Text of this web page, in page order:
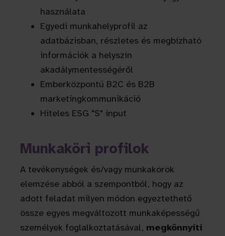
használata
Egyedi munkahelyprofil az
adatbázisban, részletes és megbízható
információk a helyszín
akadálymentességéről
Emberközpontú B2C és B2B
marketingkommunikáció
Hiteles ESG "S" input
Munkaköri profilok
A tevékenységek és/vagy munkakörök
elemzése abból a szempontból, hogy az
adott feladat milyen módon egyeztethető
össze egyes megváltozott munkaképességű
személyek foglalkoztatásával, megkönnyíti